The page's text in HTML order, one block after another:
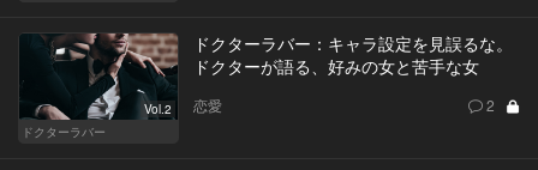
Vol.2
ドクターラバー
ドクターラバー：キャラ設定を見誤るな。
ドクターが語る、好みの女と苦手な女
恋愛 2